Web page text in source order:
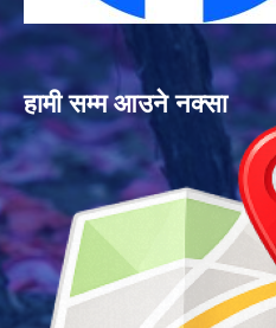
हामी सम्म आउने नक्सा